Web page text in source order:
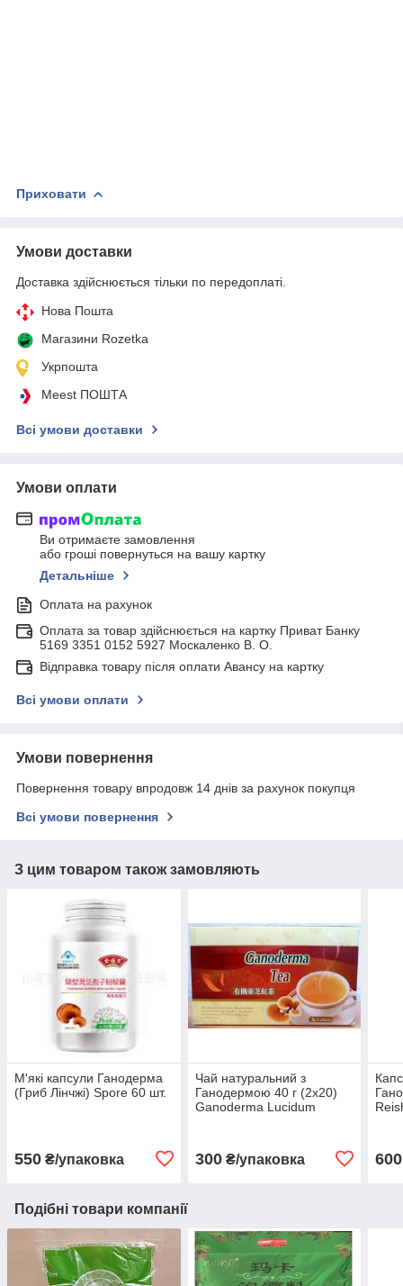
Приховати
Умови доставки
Доставка здійснюється тільки по передоплаті.
Нова Пошта
Магазини Rozetka
Укрпошта
Meest ПОШТА
Всі умови доставки
Умови оплати
Ви отримаєте замовлення
або гроші повернуться на вашу картку
Детальніше
Оплата на рахунок
Оплата за товар здійснюється на картку Приват Банку
5169 3351 0152 5927 Москаленко В. О.
Відправка товару після оплати Авансу на картку
Всі умови оплати
Умови повернення
Повернення товару впродовж 14 днів за рахунок покупця
Всі умови повернення
З цим товаром також замовляють
М'які капсули Ганодерма
(Гриб Лінчжі) Spore 60 шт.
550 ₴/упаковка
Чай натуральний з
Ганодермою 40 г (2х20)
Ganoderma Lucidum
300₴/упаковка 600
Подібні товари компанії